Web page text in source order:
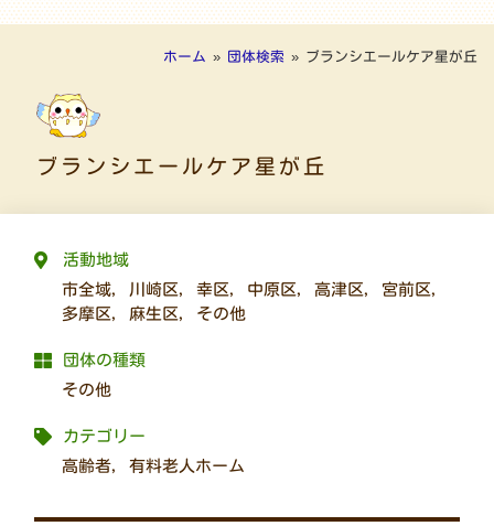
ホーム » 団体検索 » ブランシエールケア星が丘
ブランシエールケア星が丘
活動地域
市全域, 川崎区,幸区, 中原区,高津区, 宮前区,
多摩区, 麻生区, その他
団体の種類
その他
カテゴリー
高齢者,有料老人ホーム